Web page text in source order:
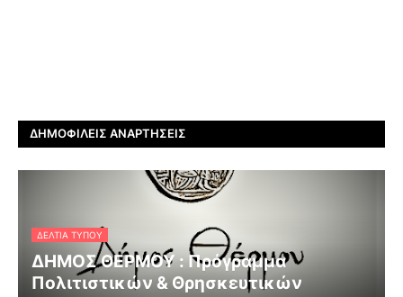
ΔΗΜΟΦΙΛΕΊΣ ΑΝΑΡΤΉΣΕΙΣ
ΔΕΛΤΊΑ ΤΎΠΟΥ
ΔΗΜΟΣ ΘΕΡΜΟΥ : Πρόγραμμα
Πολιτιστικών & Θρησκευτικών